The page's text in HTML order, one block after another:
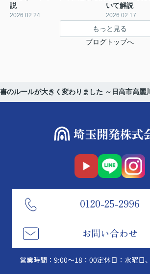
説
2026.02.24
いて解説
2026.02.17
もっと見る
ブログトップへ
のルールが大きく変わりました ～日高市高麗
0120-25-2996
お問い合わせ
営業時間：9:00～18：00定休日：水曜日